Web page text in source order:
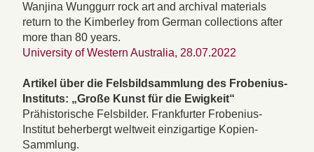
Wanjina Wunggurr rock art and archival materials
return to the Kimberley from German collections after
more than 80 years.
University of Western Australia, 28.07.2022
Artikel über die Felsbildsammlung des Frobenius-
Instituts: „Große Kunst für die Ewigkeit“
Prähistorische Felsbilder. Frankfurter Frobenius-
Institut beherbergt weltweit einzigartige Kopien-
Sammlung.